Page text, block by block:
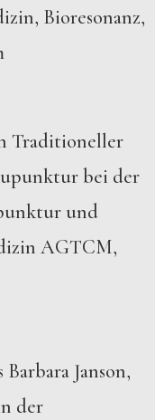
Bioresonanz,
Traditioneller
bei der
und
AGTCM,
Janson,
der